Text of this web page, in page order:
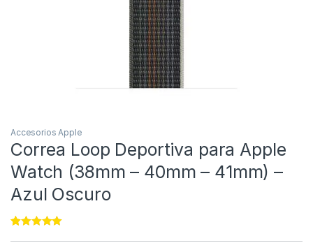
Accesorios Apple
Correa Loop Deportiva para Apple
Watch (38mm – 40mm – 41mm) –
Azul Oscuro